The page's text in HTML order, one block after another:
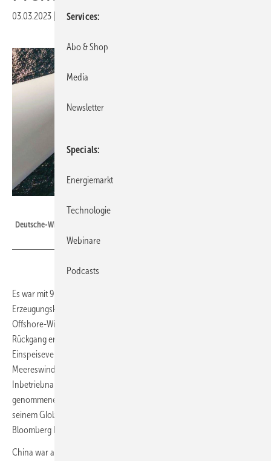
03.03.2023 Veröffentlicht in
Deutsche-Windtechnik-Einsatz im Offshore-Windpark Butendiek
Es war mit 9.433 Megawatt (MW) neu in Betrieb genommener
Erzeugungskapazität ein kaum mehr als halb so gutes Jahr für den
Offshore-Windparkbau weltweit wie im Vorjahr, 2021. Den starken
Rückgang erklärt das Weltforum Offshore (WFO) mit dem Ende einer
Einspeisevergütung in China, dem mit weitem Abstand größten
Meereswindkraftland. Doch auch nach dem Rückgang der dortigen
Inbetriebnahmen waren 2022 noch 70 Prozent der neu in Betrieb
genommenen Windkraft chinesische Kapazitäten. Dies meldet WFO in
seinem Global Offshore Wind Report, den der Marktanalysedienst
Bloomberg NEF errechnet hat.
China war auch das Land, in dem 2022 erstmals ein Meereswindpark
Services
Abo & Shop
Media
Newsletter
Specials
Energiemarkt
Technologie
Webinare
Podcasts